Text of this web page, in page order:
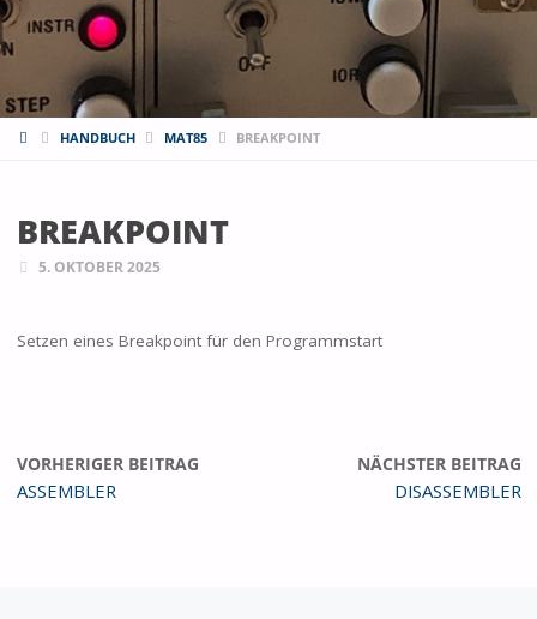
STARTHANDBUCH MAT85 BREAKPOINT
BREAKPOINT
5. OKTOBER 2025
Setzen eines Breakpoint für den Programmstart
VORHERIGER BEITRAG
ASSEMBLER
NÄCHSTER BEITRAG
DISASSEMBLER